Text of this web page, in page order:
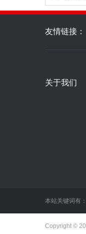
友情链接：
关于我们
本站关键词有：
Copyright ©